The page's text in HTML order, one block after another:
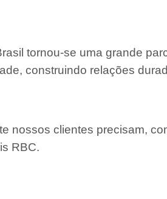
tornou-se uma grande
construindo relações
nossos clientes precisam,
RBC.